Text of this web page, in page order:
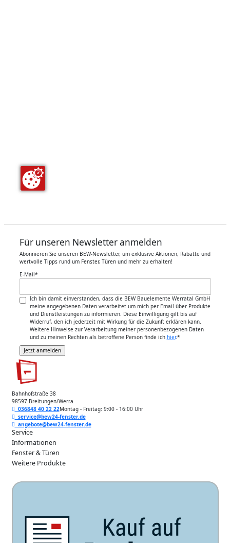
Für unseren Newsletter anmelden
Abonnieren Sie unseren BEW-Newsletter, um exklusive Aktionen, Rabatte und
wertvolle Tipps rund um Fenster, Türen und mehr zu erhalten!
E-Mail*
Ich bin damit einverstanden, dass die BEW Bauelemente Werratal GmbH
meine angegebenen Daten verarbeitet um mich per Email über Produkte
und Dienstleistungen zu informieren. Diese Einwilligung gilt bis auf
Widerruf, den ich jederzeit mit Wirkung für die Zukunft erklären kann.
Weitere Hinweise zur Verarbeitung meiner personenbezogenen Daten
und zu meinen Rechten als betroffene Person finde ich hier.*
Bahnhofstraße 38
98597 Breitungen/Werra
036848 40 22 22Montag - Freitag: 9:00 - 16:00 Uhr
service@bew24-fenster.de
angebote@bew24-fenster.de
Service
Informationen
Fenster & Türen
Weitere Produkte